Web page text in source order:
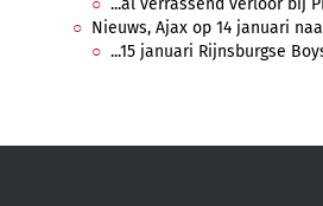
...al verrassend verloor bij
Nieuws, Ajax op 14 januari
...15 januari Rijnsburgse